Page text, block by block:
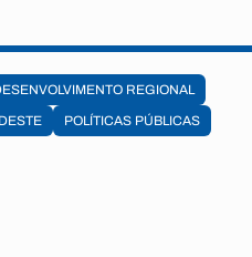
REGIONAL
POLÍTICAS PÚBLICAS